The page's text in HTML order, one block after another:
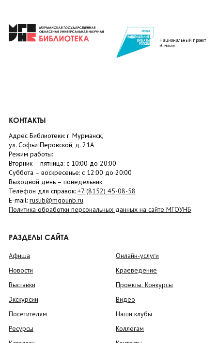
Национальный проект
«Семья»
КОНТАКТЫ
Адрес Библиотеки: г. Мурманск,
ул. Софьи Перовской, д. 21А
Режим работы:
Вторник – пятница: с 10:00 до 20:00
Суббота – воскресенье: c 12:00 до 20:00
Выходной день – понедельник
Телефон для справок: +7 (8152) 45-08-58
E-mail: ruslib@mgounb.ru
Политика обработки персональных данных на сайте МГОУНБ
РАЗДЕЛЫ САЙТА
Афиша
Новости
Выставки
Экскурсии
Посетителям
Ресурсы
Онлайн-услуги
Краеведение
Проекты. Конкурсы
Видео
Наши клубы
Коллегам